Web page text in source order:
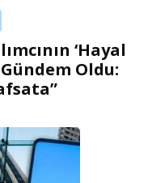
‘Hayal
Gündem Oldu: